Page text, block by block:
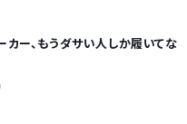
ー、もうダサい人しか履いてな